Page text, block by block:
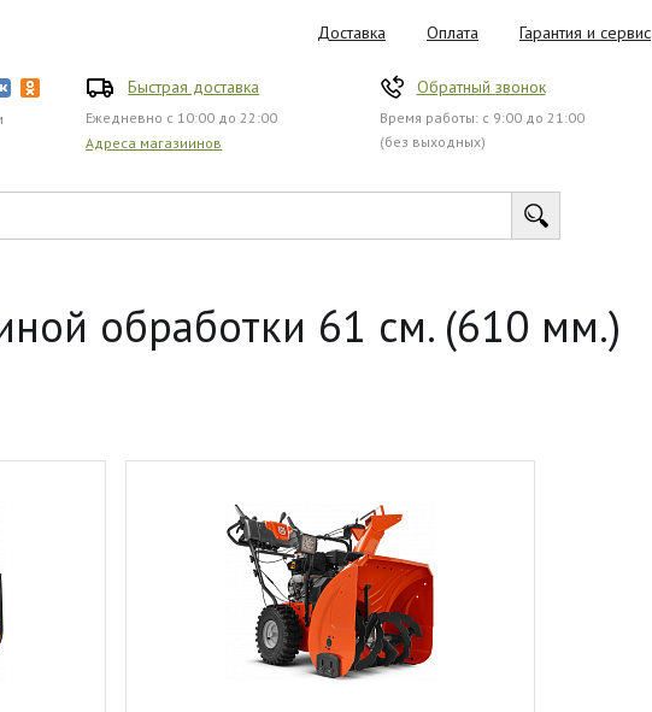
Доставка Оплата Гарантия и сервис
Быстрая доставка
Ежедневно с 10:00 до 22:00
Адреса магазиинов
Обратный звонок
Время работы: с 9:00 до 21:00
(без выходных)
обработки 61 см. (610 мм.)